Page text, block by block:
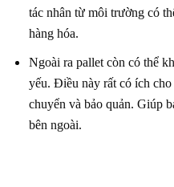
tác nhân từ môi trường có
hàng hóa.
Ngoài ra pallet còn có thể
yếu. Điều này rất có ích
chuyển và bảo quản. Giúp
bên ngoài.